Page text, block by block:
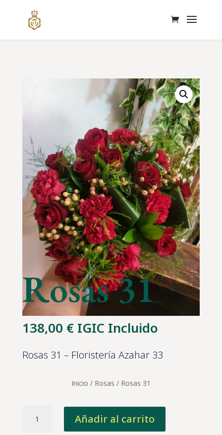
Rosas 31
138,00 € IGIC Incluido
Rosas 31 – Floristería Azahar 33
Inicio / Rosas / Rosas 31
Añadir al carrito